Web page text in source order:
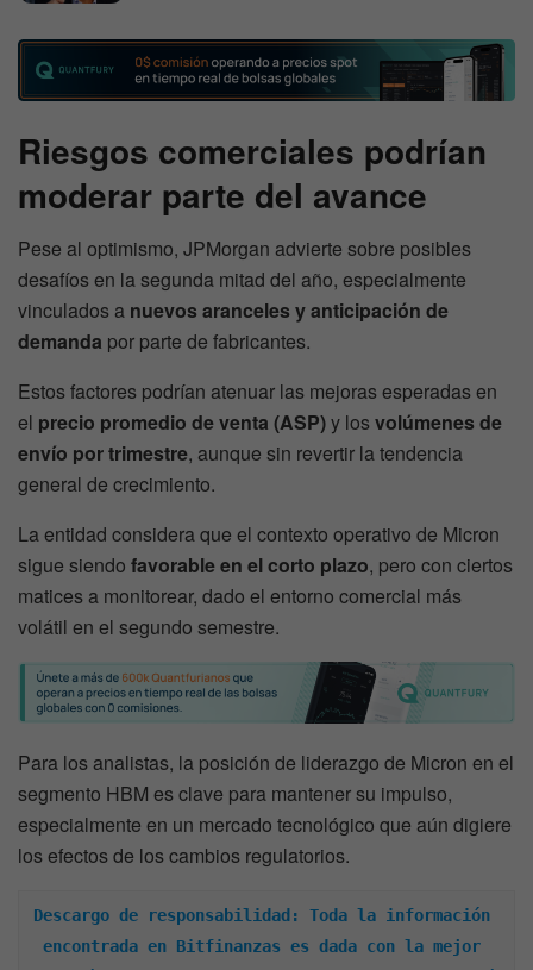
Riesgos comerciales podrían
moderar parte del avance
Pese al optimismo, JPMorgan advierte sobre posibles
desafíos en la segunda mitad del año, especialmente
vinculados a nuevos aranceles y anticipación de
demanda por parte de fabricantes.
Estos factores podrían atenuar las mejoras esperadas en
el precio promedio de venta (ASP)y losvolúmenes de
envío por trimestre, aunque sin revertir la tendencia
general de crecimiento.
La entidad considera que el contexto operativo de Micron
sigue siendo favorable en el corto plazo, pero con ciertos
matices a monitorear, dado el entorno comercial más
volátil en el segundo semestre.
Para los analistas, la posición de liderazgo de Micron en el
segmento HBM es clave para mantener su impulso,
especialmente en un mercado tecnológico que aún digiere
los efectos de los cambios regulatorios.
Descargo de responsabilidad: Toda la información
encontrada en Bitfinanzas es dada con la mejor